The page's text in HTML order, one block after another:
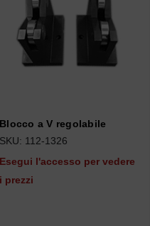
Blocco a V regolabile
SKU: 112-1326
Esegui l'accesso per vedere
i prezzi